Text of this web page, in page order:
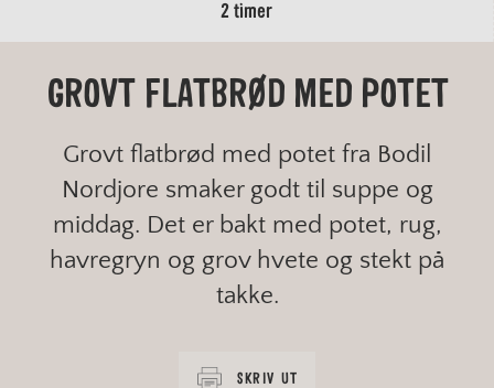
2 timer
GROVT FLATBRØD MED POTET
Grovt flatbrød med potet fra Bodil
Nordjore smaker godt til suppe og
middag. Det er bakt med potet, rug,
havregryn og grov hvete og stekt på
takke.
SKRIV UT